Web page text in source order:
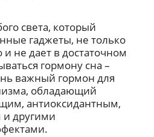
света, который
гаджеты, не только
и не дает в достаточном
гормону сна –
важный гормон для
обладающий
антиоксидантным,
другими